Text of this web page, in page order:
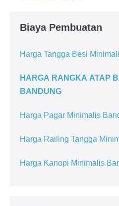
Biaya Pembuatan
Harga Tangga Besi
HARGA RANGKA ATAP
BANDUNG
Harga Pagar Minimalis
Harga Railing Tangga
Harga Kanopi Minimalis